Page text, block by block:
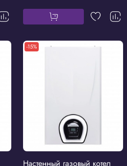
-15%
Настенный газовый котел